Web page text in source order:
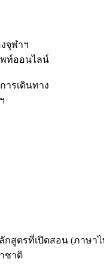
จุฬาฯ
ท์ออนไลน์
ารเดินทาง
กสูตรที่เปิดสอน (ภาษาไ
ชาติ